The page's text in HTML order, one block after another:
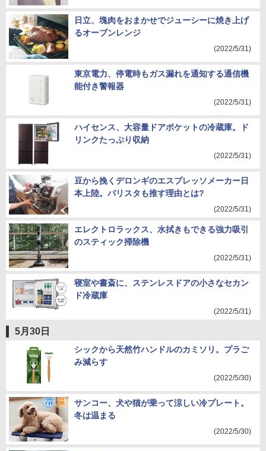
日立、塊肉をおまかせでジューシーに焼き上げ
るオーブンレンジ
(2022/5/31)
東京電力、停電時もガス漏れを通知する通信機
能付き警報器
(2022/5/31)
ハイセンス、大容量ドアポケットの冷蔵庫。ド
リンクたっぷり収納
(2022/5/31)
豆から挽くデロンギのエスプレッソメーカー日
本上陸。バリスタも推す理由とは?
(2022/5/31)
エレクトロラックス、水拭きもできる強力吸引
のスティック掃除機
(2022/5/31)
寝室や書斎に、ステンレスドアの小さなセカン
ド冷蔵庫
(2022/5/31)
5月30日
シックから天然竹ハンドルのカミソリ。プラご
み減らす
(2022/5/30)
サンコー、犬や猫が乗って涼しい冷プレート。
冬は温まる
(2022/5/30)